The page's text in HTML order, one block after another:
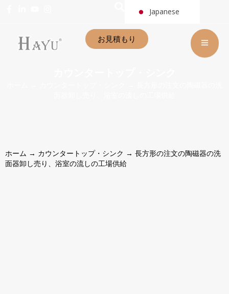
Japanese
お見積もり
ホーム → カウンタートップ・シンク → 長方形の注文の陶磁器の洗
面器卸し売り、浴室の流しの工場供給